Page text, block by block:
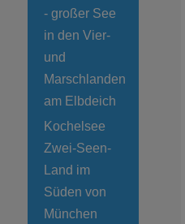
- großer See
in den Vier-
und
Marschlanden
am Elbdeich
Kochelsee
Zwei-Seen-
Land im
Süden von
München